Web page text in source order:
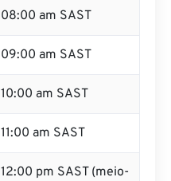
08:00 am SAST
09:00 am SAST
10:00 am SAST
11:00 am SAST
12:00 pm SAST (meio-